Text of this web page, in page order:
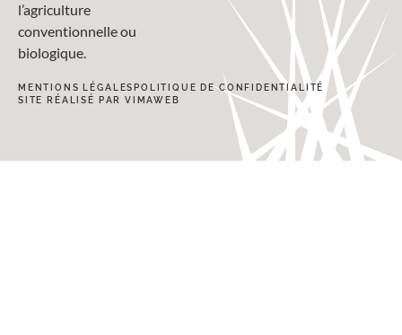
l’agriculture
conventionnelle ou
biologique.
MENTIONS LÉGALES POLITIQUE DE CONFIDENTIALITÉ
SITE RÉALISÉ PAR VIMAWEB